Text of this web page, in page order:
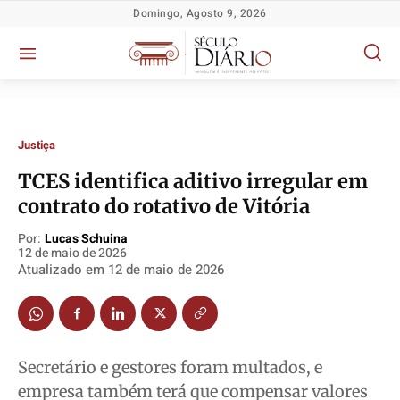
Política
TV Século
Educação
Segurança
Política
TV Século
Educação
Segurança
Política
TV Século
Educação
Segurança
Política
TV Século
Educação
Segurança
Domingo, Agosto 9, 2026
Justiça
TCES identifica aditivo irregular em
contrato do rotativo de Vitória
Por: Lucas Schuina
12 de maio de 2026
Atualizado em 12 de maio de 2026
Secretário e gestores foram multados, e
empresa também terá que compensar valores